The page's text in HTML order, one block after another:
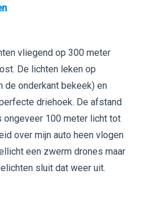
vliegend op 300 meter
De lichten leken op
de onderkant bekeek) en
driehoek. De afstand
100 meter licht tot
over mijn auto heen vlogen
een zwerm drones maar
sluit dat weer uit.